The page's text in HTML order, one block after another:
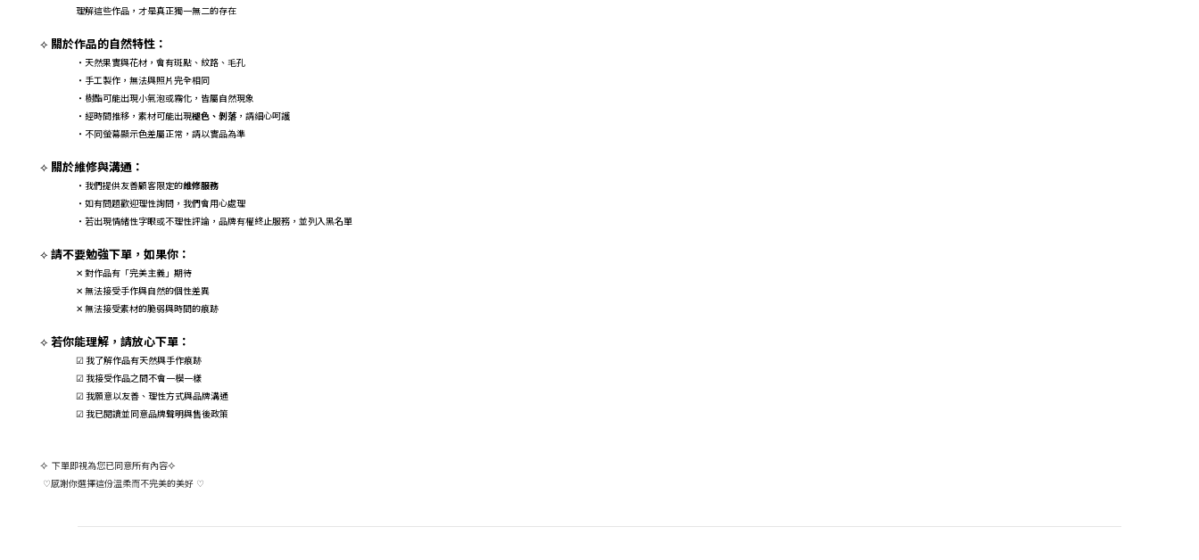
理解這些作品，才是真正獨一無二的存在
⟡ 關於作品的自然特性：
・天然果實與花材，會有斑點、紋路、毛孔
・手工製作，無法與照片完全相同
・樹酯可能出現小氣泡或霧化，皆屬自然現象
・經時間推移，素材可能出現褪色、剝落，請細心呵護
・不同螢幕顯示色差屬正常，請以實品為準
⟡ 關於維修與溝通：
・我們提供友善顧客限定的維修服務
・如有問題歡迎理性詢問，我們會用心處理
・若出現情緒性字眼或不理性評論，品牌有權終止服務，並列入黑名單
⟡ 請不要勉強下單，如果你：
✕ 對作品有「完美主義」期待
✕ 無法接受手作與自然的個性差異
✕ 無法接受素材的脆弱與時間的痕跡
⟡ 若你能理解，請放心下單：
☑ 我了解作品有天然與手作痕跡
☑ 我接受作品之間不會一模一樣
☑ 我願意以友善、理性方式與品牌溝通
☑ 我已閱讀並同意品牌聲明與售後政策
⟡ 下單即視為您已同意所有內容⟡
♡感謝你選擇這份溫柔而不完美的美好 ♡